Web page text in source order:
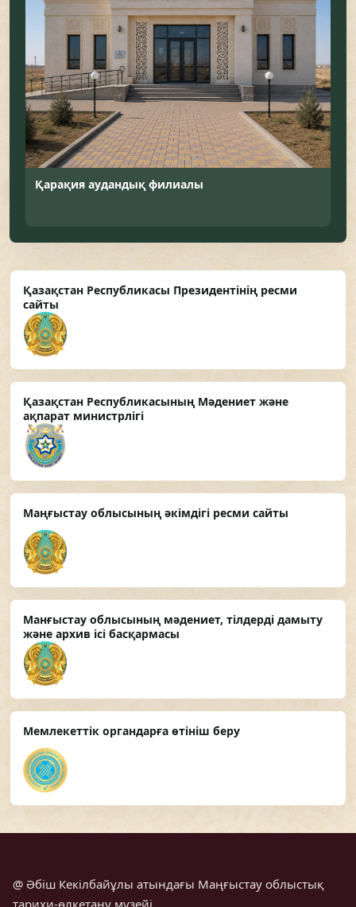
Қарақия аудандық филиалы
Қазақстан Республикасы Президентінің ресми
сайты
Қазақстан Республикасының Мәдениет және
ақпарат министрлігі
Маңғыстау облысының әкімдігі ресми сайты
Манғыстау облысының мәдениет, тілдерді дамыту
және архив ісі басқармасы
Мемлекеттік органдарға өтініш беру
@ Əбіш Кекілбайұлы атындағы Маңғыстау облыстық